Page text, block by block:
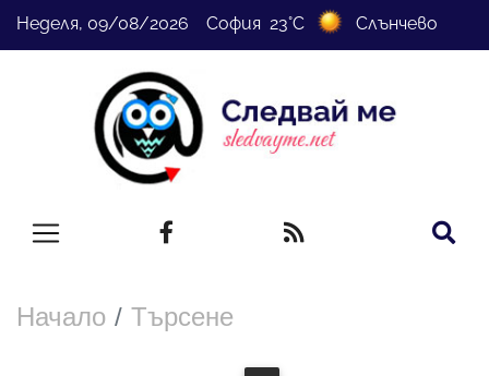
Неделя, 09/08/2026 София 23°C Слънчево
Начало Търсене